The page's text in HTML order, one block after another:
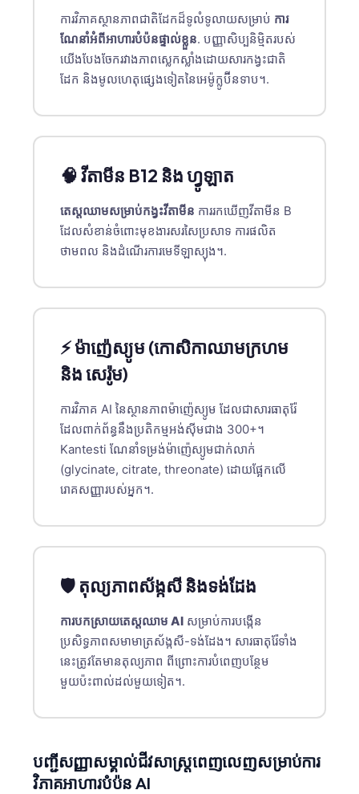
ការវិភាគស្ថានភាពជាតិដែកដ៏ទូលំទូលាយសម្រាប់ ការ
ណែនាំអំពីអាហារបំប៉នផ្ទាល់ខ្លួន. បញ្ញាសិប្បនិម្មិតរបស់
យើងបែងចែករវាងភាពស្លេកស្លាំងដោយសារកង្វះជាតិ
ដែក និងមូលហេតុផ្សេងទៀតនៃអេម៉ូក្លូប៊ីនទាប។.
🧠 វីតាមីន B12 និង ហ្វូឡាត
តេស្តឈាមសម្រាប់កង្វះវីតាមីន ការរកឃើញវីតាមីន B
ដែលសំខាន់ចំពោះមុខងារសរសៃប្រសាទ ការផលិត
ថាមពល និងដំណើរការមេទីឡាស្យុង។.
⚡ ម៉ាញ៉េស្យូម (កោសិកាឈាមក្រហម
និង សេរ៉ូម)
ការវិភាគ AI នៃស្ថានភាពម៉ាញ៉េស្យូម ដែលជាសារធាតុរ៉ែ
ដែលពាក់ព័ន្ធនឹងប្រតិកម្មអង់ស៊ីមជាង 300+។
Kantesti ណែនាំទម្រង់ម៉ាញ៉េស្យូមជាក់លាក់
(glycinate, citrate, threonate) ដោយផ្អែកលើ
រោគសញ្ញារបស់អ្នក។.
🛡️ តុល្យភាពស័ង្កសី និងទង់ដែង
ការបកស្រាយតេស្តឈាម AI សម្រាប់ការបង្កើន
ប្រសិទ្ធភាពសមាមាត្រស័ង្កសី-ទង់ដែង។ សារធាតុរ៉ែទាំង
នេះត្រូវតែមានតុល្យភាព ពីព្រោះការបំពេញបន្ថែម
មួយប៉ះពាល់ដល់មួយទៀត។.
បញ្ជីសញ្ញាសម្គាល់ជីវសាស្រ្តពេញលេញសម្រាប់ការ
វិភាគអាហារបំប៉ន AI
Íslenska
Српски језик
Azərbaycan dili
Eesti
日本語
Čeština
Polski
한국어
Slovenščina
Magyar
Shqip
বাংলা
தமிழ்
ગુજરાતી
മലയാളം
Bahasa Melayu
Tiếng Việt
Tagalog
ไทย
ဗမာစာ
Kiswahili